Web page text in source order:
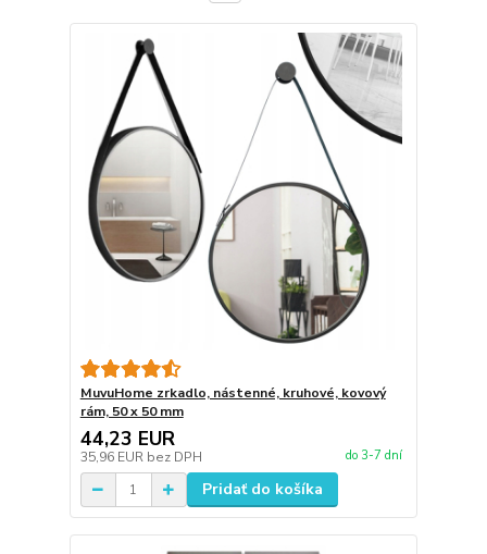
MuvuHome zrkadlo, nástenné, kruhové, kovový
rám, 50 x 50 mm
44,23 EUR
35,96 EUR bez DPH do 3-7 dní
Pridať do košíka